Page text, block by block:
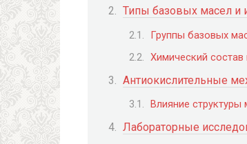
Типы базовых масел и
Группы базовых
Химический
Антиокислительные
Влияние структуры
Лабораторные